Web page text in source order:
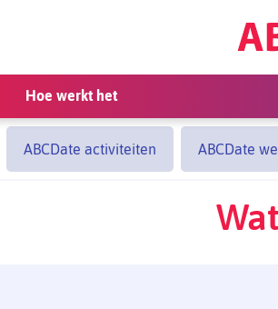
Hoe werkt het
ABCDate activiteiten ABCDate